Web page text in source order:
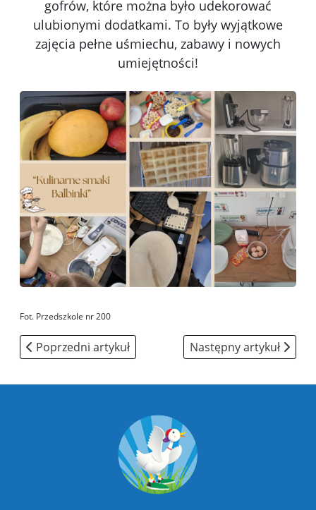
gofrów, które można było udekorować
ulubionymi dodatkami. To były wyjątkowe
zajęcia pełne uśmiechu, zabawy i nowych
umiejętności!
Fot. Przedszkole nr 200
Poprzedni artykuł: Wydarzenia
Poprzedni artykuł Następny artykuł:
Następny artykuł